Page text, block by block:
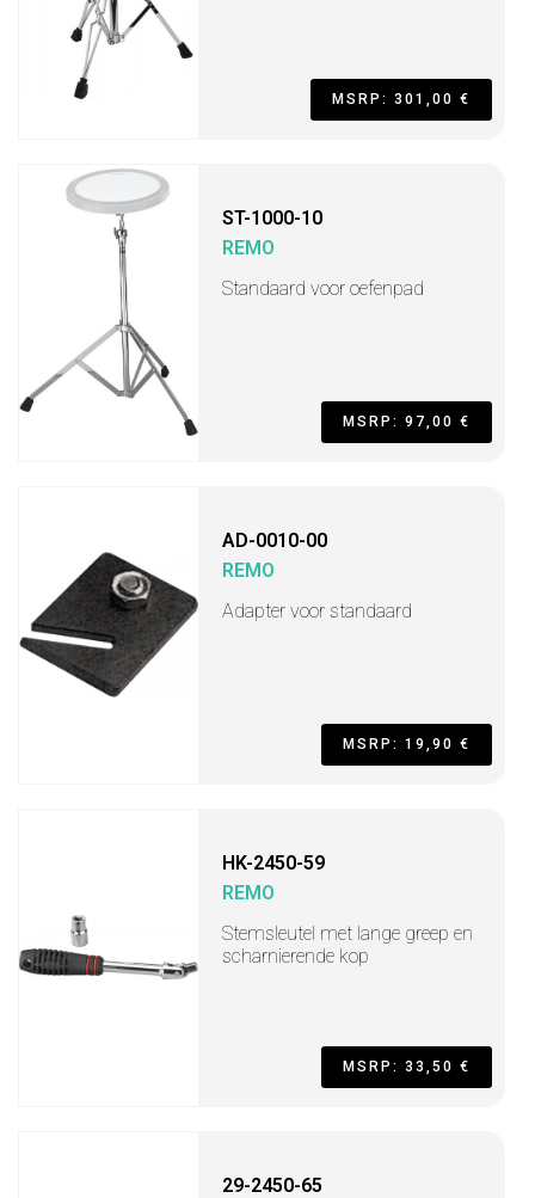
MSRP: 301,00 €
ST-1000-10
REMO
Standaard voor oefenpad
MSRP: 97,00 €
AD-0010-00
REMO
Adapter voor standaard
MSRP: 19,90 €
HK-2450-59
REMO
Stemsleutel met lange greep en
scharnierende kop
MSRP: 33,50 €
29-2450-65